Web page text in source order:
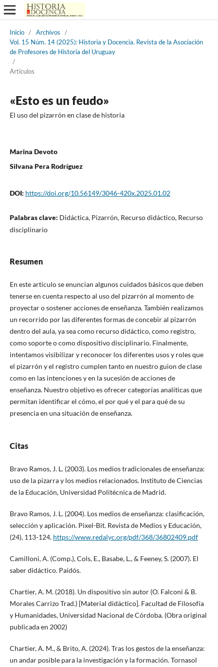
Inicio / Archivos
/
Vol. 15 Núm. 14 (2025): Historia y Docencia. Revista de la Asociación
de Profesores de Historia del Uruguay
/
Artículos
«Esto es un feudo»
El uso del pizarrón en clase de historia
Marina Devoto
Silvana Pera Rodríguez
DOI: https://doi.org/10.56149/3046-420x.2025.01.02
Palabras clave: Didáctica, Pizarrón, Recurso didáctico, Recurso
disciplinario
Resumen
En este artículo se enuncian algunos cuidados básicos que deben
tenerse en cuenta respecto al uso del pizarrón al momento de
proyectar o sostener acciones de enseñanza. También realizamos
un recorrido por las diferentes formas de concebir al pizarrón
dentro del aula, ya sea como recurso didáctico, como registro,
como soporte o como dispositivo disciplinario. Finalmente,
intentamos visibilizar y reconocer los diferentes usos y roles que
el pizarrón y el registro cumplen tanto en nuestro guion de clase
como en las intenciones y en la sucesión de acciones de
enseñanza. Nuestro objetivo es ofrecer categorías analíticas que
permitan identificar el cómo, el por qué y el para qué de su
presencia en una situación de enseñanza.
Citas
Bravo Ramos, J. L. (2003). Los medios tradicionales de enseñanza:
uso de la pizarra y los medios relacionados. Instituto de Ciencias
de la Educación, Universidad Politécnica de Madrid.
Bravo Ramos, J. L. (2004). Los medios de enseñanza: clasificación,
selección y aplicación. Pixel-Bit. Revista de Medios y Educación,
(24), 113-124. https://www.redalyc.org/pdf/368/36802409.pdf
Camilloni, A. (Comp.), Cols, E., Basabe, L., & Feeney, S. (2007). El
saber didáctico. Paidós.
Chartier, A. M. (2018). Un dispositivo sin autor (O. Falconi & B.
Morales Carrizo Trad.) [Material didáctico]. Facultad de Filosofía
y Humanidades, Universidad Nacional de Córdoba. (Obra original
publicada en 2002)
Chartier, A. M., & Brito, A. (2024). Tras los gestos de la enseñanza:
un andar posible para la investigación y la formación. Tornasol